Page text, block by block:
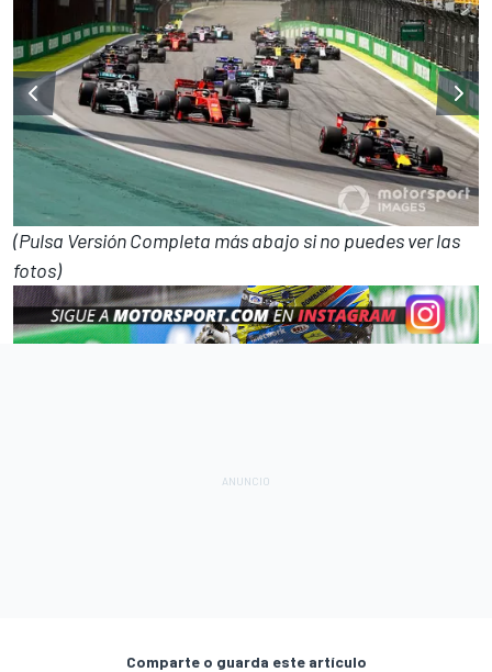
(Pulsa Versión Completa más abajo si no puedes ver las
fotos)
Comparte o guarda este artículo